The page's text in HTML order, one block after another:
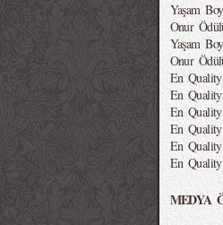
Yaşam
Onur
Yaşam
Onur
En
En
En
En Quality
En
En
MEDYA